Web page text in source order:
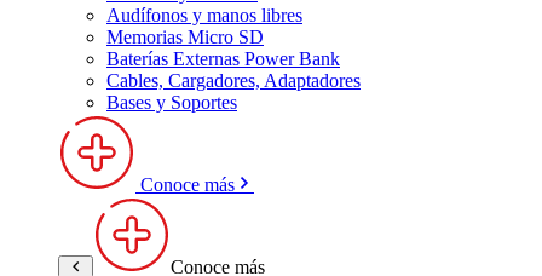
Audífonos y manos libres
Memorias Micro SD
Baterías Externas Power Bank
Cables, Cargadores, Adaptadores
Bases y Soportes
Conoce más
Conoce más